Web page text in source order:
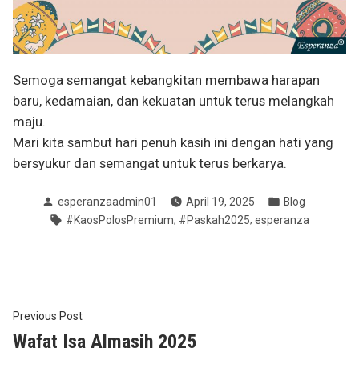
Semoga semangat kebangkitan membawa harapan
baru, kedamaian, dan kekuatan untuk terus melangkah
maju.
Mari kita sambut hari penuh kasih ini dengan hati yang
bersyukur dan semangat untuk terus berkarya.
Posted
by
esperanzaadmin01 April 19, 2025
Posted
in
Blog
Tags:
#KaosPolosPremium, #Paskah2025, esperanza
Post
navigation
Previous PostPrevious
post:
Wafat Isa Almasih 2025